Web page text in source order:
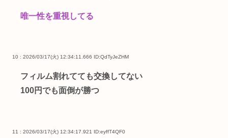
唯一性を重視してる
10 : 2026/03/17(火) 12:34:11.666 ID:QdTyJeZHM
フィルム割れてても交換してない
100円でも面倒が勝つ
11 : 2026/03/17(火) 12:34:17.921 ID:eyffT4QF0